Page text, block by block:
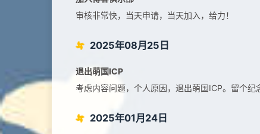
审核非常快，当天申请，当天加入，给力！
2025年08月25日
退出萌国ICP
考虑内容问题，个人原因，退出萌国ICP。留个
2025年01月24日